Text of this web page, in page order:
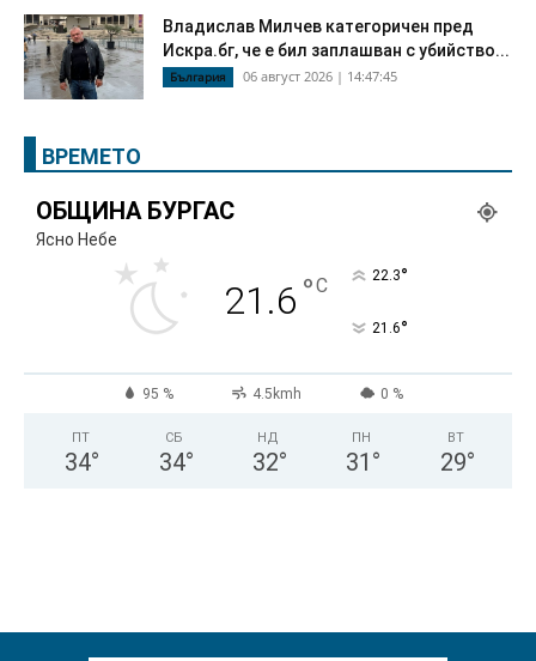
Владислав Милчев категоричен пред
Искра.бг, че е бил заплашван с убийство...
България 06 август 2026 | 14:47:45
ВРЕМЕТО
ОБЩИНА БУРГАС
Ясно Небе
21.6 °C 22.3°
21.6°
95 % 4.5kmh 0 %
ПТ
34°
СБ
34°
НД
32°
ПН
31 °
ВТ
29°